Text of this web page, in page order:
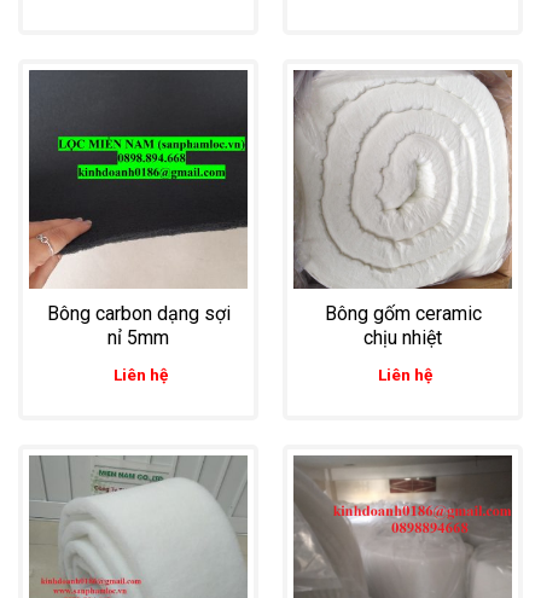
Bông carbon dạng sợi
nỉ 5mm
Liên hệ
Bông gốm ceramic
chịu nhiệt
Liên hệ